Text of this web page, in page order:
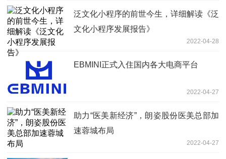
泛文化小程序的前世今生，详细解读《泛
文化小程序发展报告》
2022-04-28
EBMINI正式入住国内各大电商平台
2022-04-27
助力“医美新经济”，朗姿股份医美总部加
速蓉城布局
2022-04-27